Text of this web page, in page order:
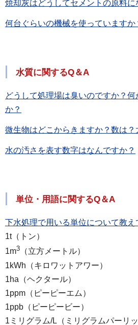
焼却灰はどうしてセメントの原料に
何台ぐらいの機械を使っていますか
水質に関するQ＆A
どうして処理場は臭いのですか？
か？
微生物はどこからきますか？数は？
水の汚さを表す数字はなんですか？
単位・用語に関するQ＆A
下水処理で用いる単位について教え
1t（トン）
1m3 （立方メートル）
1kWh（キロワットアワー）
1ha（ヘクタール）
1ppm（ピーピーエム）
1ppb（ピーピービー）
1ミリグラム/L（ミリグラムパーリッ